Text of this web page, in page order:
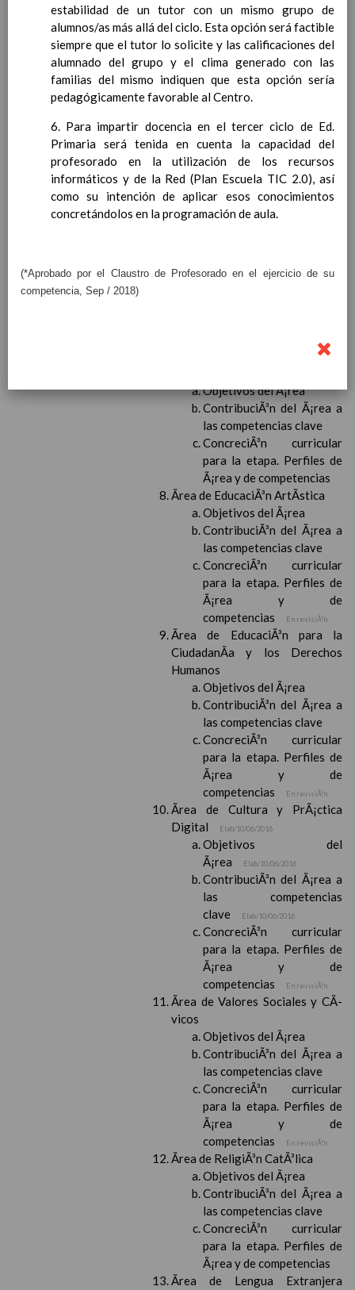
ConcreciÃ³n curricular
para la etapa. Perfiles de
Ã¡rea y de
competencias
En revisiÃ³n
Ãrea de Ciencias de la
Naturaleza
ContribuciÃ³n del Ã¡rea a
las competencias clave
ConcreciÃ³n curricular
para la etapa. Perfiles de
Ã¡rea y de
competencias
ContribuciÃ³n del Ã¡rea a
En revisiÃ³n
Objetivos del Ã¡rea
ContribuciÃ³n del Ã¡rea a
las competencias clave
ConcreciÃ³n curricular
para la etapa. Perfiles de
Ã¡rea y de competencias
Ãrea de EducaciÃ³n ArtÃ­stica
Objetivos del Ã¡rea
ContribuciÃ³n del Ã¡rea a
las competencias clave
ConcreciÃ³n curricular
para la etapa. Perfiles de
Ã¡rea y de
competencias
En revisiÃ³n
Ãrea de EducaciÃ³n para la
CiudadanÃ­a y los Derechos
Humanos
Objetivos del Ã¡rea
ContribuciÃ³n del Ã¡rea a
las competencias clave
ConcreciÃ³n curricular
para la etapa. Perfiles de
Ã¡rea y de
competencias
En revisiÃ³n
Ãrea de Cultura y PrÃ¡ctica
Digital
Elab/10/06/2016
Objetivos del
Ã¡rea
Elab/10/06/2016
ContribuciÃ³n del Ã¡rea a
las competencias
clave
Elab/10/06/2016
ConcreciÃ³n curricular
para la etapa. Perfiles de
Ã¡rea y de
competencias
En revisiÃ³n
Ãrea de Valores Sociales y CÃ­
vicos
Objetivos del Ã¡rea
ContribuciÃ³n del Ã¡rea a
las competencias clave
ConcreciÃ³n curricular
para la etapa. Perfiles de
Ã¡rea y de
competencias
En revisiÃ³n
Ãrea de ReligiÃ³n CatÃ³lica
Objetivos del Ã¡rea
ContribuciÃ³n del Ã¡rea a
las competencias clave
ConcreciÃ³n curricular
para la etapa. Perfiles de
Ã¡rea y de competencias
Ãrea de Lengua Extranjera
estabilidad de un tutor con un mismo grupo de
alumnos/as más allá del ciclo. Esta opción será factible
siempre que el tutor lo solicite y las calificaciones del
alumnado del grupo y el clima generado con las
familias del mismo indiquen que esta opción sería
pedagógicamente favorable al Centro.
6. Para impartir docencia en el tercer ciclo de Ed.
Primaria será tenida en cuenta la capacidad del
profesorado en la utilización de los recursos
informáticos y de la Red (Plan Escuela TIC 2.0), así
como su intención de aplicar esos conocimientos
concretándolos en la programación de aula.
(*Aprobado por el Claustro de Profesorado en el ejercicio de su
competencia, Sep / 2018)